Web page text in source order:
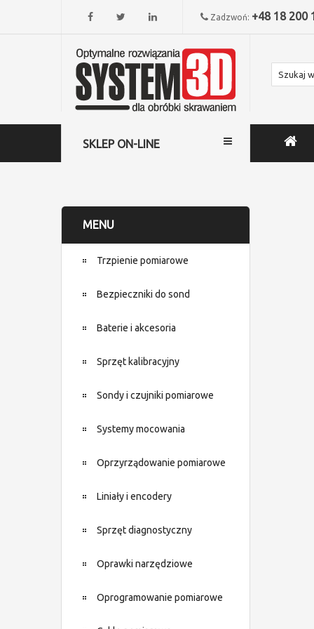
Zadzwoń: +48 18 200
SKLEP ON-LINE
MENU
Trzpienie pomiarowe
Bezpieczniki do sond
Baterie i akcesoria
Sprzęt kalibracyjny
Sondy i czujniki pomiarowe
Systemy mocowania
Oprzyrządowanie pomiarowe
Liniały i encodery
Sprzęt diagnostyczny
Oprawki narzędziowe
Oprogramowanie pomiarowe